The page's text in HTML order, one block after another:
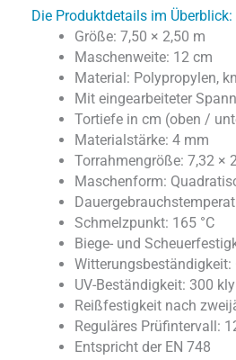
Die Produktdetails im Überblick:
Größe: 7,50 × 2,50 m
Maschenweite: 12 cm
Material: Polypropylen,
Mit eingearbeiteter
Tortiefe in cm (oben /
Materialstärke: 4 mm
Torrahmengröße: 7,32 ×
Maschenform:
Schmelzpunkt: 165 °C
Biege- und
Witterungsbeständigkeit:
UV-Beständigkeit: 300 kly
Reißfestigkeit nach
Reguläres Prüfintervall:
Entspricht der EN 748